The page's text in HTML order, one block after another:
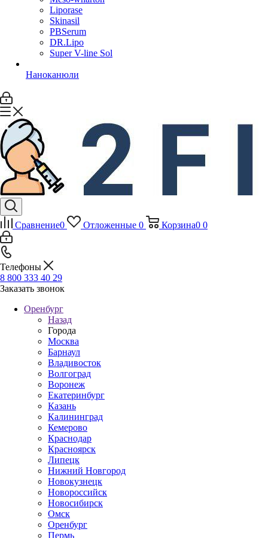
Liporase
Skinasil
PBSerum
DR.Lipo
Super V-line Sol
Наноканюли
Сравнение0 Отложенные 0 Корзина0 0
Телефоны
8 800 333 40 29
Заказать звонок
Оренбург
Назад
Города
Москва
Барнаул
Владивосток
Волгоград
Воронеж
Екатеринбург
Казань
Калининград
Кемерово
Краснодар
Красноярск
Липецк
Нижний Новгород
Новокузнецк
Новороссийск
Новосибирск
Омск
Оренбург
Пермь